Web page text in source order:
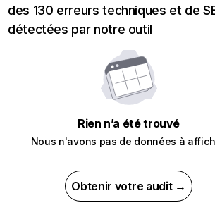
des 130 erreurs techniques et de
détectées par notre outil
Rien n’a été trouvé
Nous n'avons pas de données à
Obtenir votre audit →